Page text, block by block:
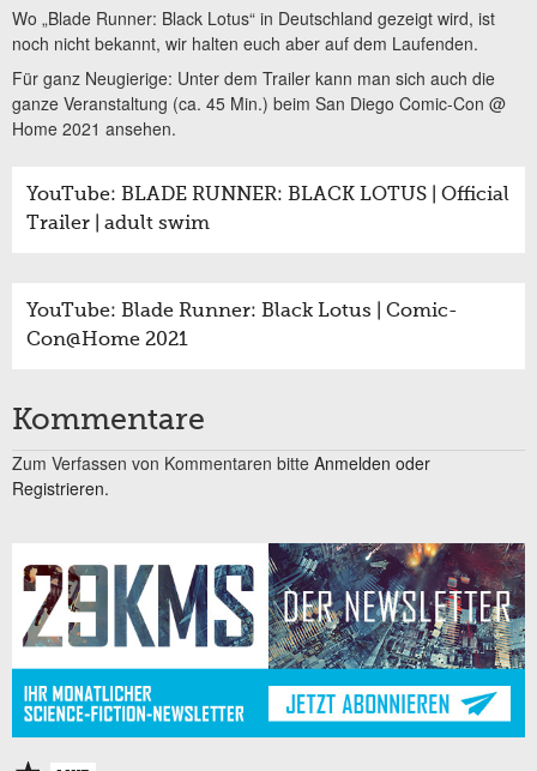
Wo „Blade Runner: Black Lotus“ in Deutschland gezeigt wird, ist
noch nicht bekannt, wir halten euch aber auf dem Laufenden.
Für ganz Neugierige: Unter dem Trailer kann man sich auch die
ganze Veranstaltung (ca. 45 Min.) beim San Diego Comic-Con @
Home 2021 ansehen.
YouTube: BLADE RUNNER: BLACK LOTUS | Official
Trailer | adult swim
YouTube: Blade Runner: Black Lotus | Comic-
Con@Home 2021
Kommentare
Zum Verfassen von Kommentaren bitte Anmelden oder
Registrieren.